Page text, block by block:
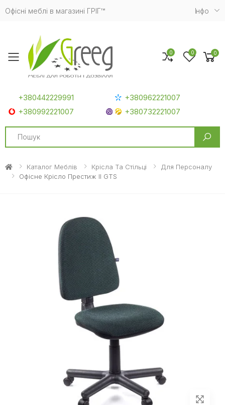
Офісні меблі в магазині ГРІГ™ Iнфо
Toggle mobile menu
+380442229991
+380962221007
+380992221007
+380732221007
Search
0 0 0
Каталог Меблів Крісла Та Стільці
Для Персоналу
Офісне Крісло Престиж II GTS